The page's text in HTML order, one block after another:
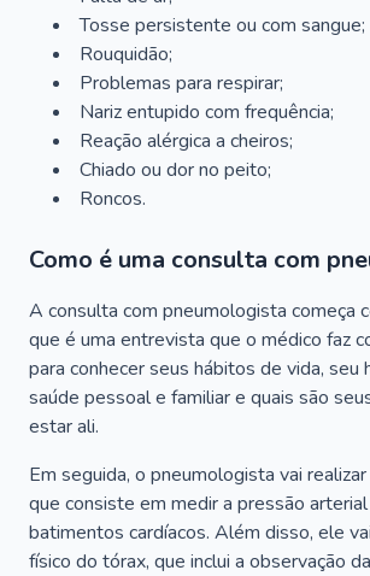
Tosse persistente ou com sangue;
Rouquidão;
Problemas para respirar;
Nariz entupido com frequência;
Reação alérgica a cheiros;
Chiado ou dor no peito;
Roncos.
Como é uma consulta com
A consulta com pneumologista começa
que é uma entrevista que o médico faz
para conhecer seus hábitos de vida, seu
saúde pessoal e familiar e quais são
estar ali.
Em seguida, o pneumologista vai
que consiste em medir a pressão
batimentos cardíacos. Além disso, ele
físico do tórax, que inclui a observação